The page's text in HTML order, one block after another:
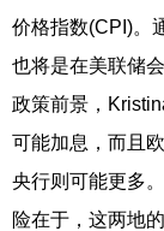
价格指数(CPI)。
也将是在美联储
政策前景，
可能加息，而且
央行则可能更多
险在于，这两地